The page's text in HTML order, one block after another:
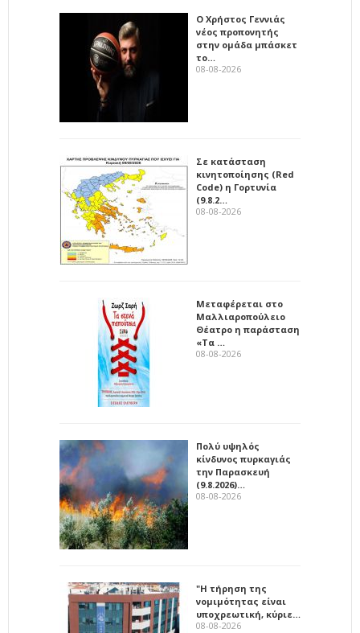
Ο Χρήστος Γεννιάς
νέος προπονητής
στην ομάδα μπάσκετ
το…
08-08-2026
Σε κατάσταση
κινητοποίησης (Red
Code) η Γορτυνία
(9.8.2…
08-08-2026
Μεταφέρεται στο
Μαλλιαροπούλειο
Θέατρο η παράσταση
«Τα …
08-08-2026
Πολύ υψηλός
κίνδυνος πυρκαγιάς
την Παρασκευή
(9.8.2026)…
08-08-2026
"Η τήρηση της
νομιμότητας είναι
υποχρεωτική, κύριε…
08-08-2026